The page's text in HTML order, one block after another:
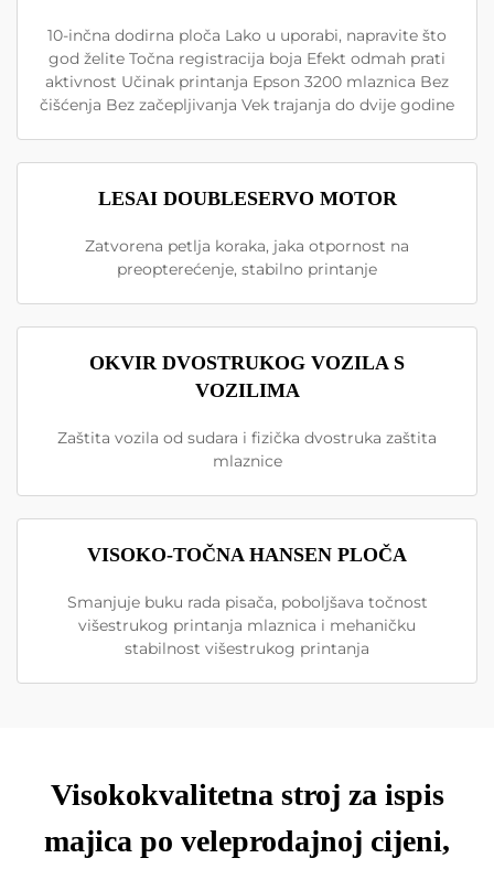
10-inčna dodirna ploča Lako u uporabi, napravite što
god želite Točna registracija boja Efekt odmah prati
aktivnost Učinak printanja Epson 3200 mlaznica Bez
čišćenja Bez začepljivanja Vek trajanja do dvije godine
LESAI DOUBLESERVO MOTOR
Zatvorena petlja koraka, jaka otpornost na
preopterećenje, stabilno printanje
OKVIR DVOSTRUKOG VOZILA S
VOZILIMA
Zaštita vozila od sudara i fizička dvostruka zaštita
mlaznice
VISOKO-TOČNA HANSEN PLOČA
Smanjuje buku rada pisača, poboljšava točnost
višestrukog printanja mlaznica i mehaničku
stabilnost višestrukog printanja
Visokokvalitetna stroj za ispis
majica po veleprodajnoj cijeni,